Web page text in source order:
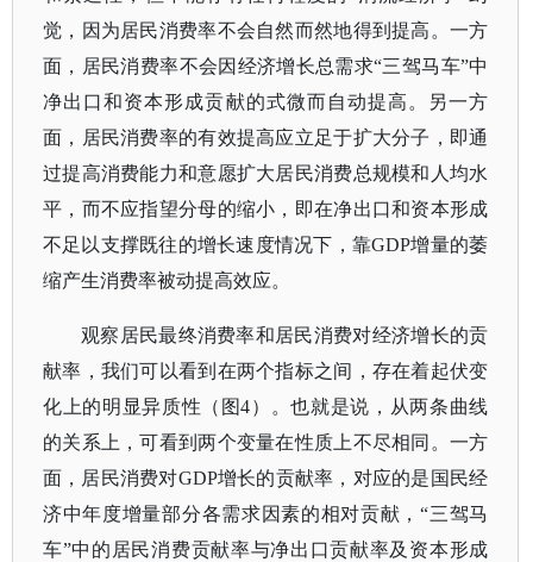
觉，因为居民消费率不会自然而然地得到提高。一方
面，居民消费率不会因经济增长总需求“三驾马车”中
净出口和资本形成贡献的式微而自动提高。另一方
面，居民消费率的有效提高应立足于扩大分子，即通
过提高消费能力和意愿扩大居民消费总规模和人均水
平，而不应指望分母的缩小，即在净出口和资本形成
不足以支撑既往的增长速度情况下，靠GDP增量的萎
缩产生消费率被动提高效应。
观察居民最终消费率和居民消费对经济增长的贡
献率，我们可以看到在两个指标之间，存在着起伏变
化上的明显异质性（图4）。也就是说，从两条曲线
的关系上，可看到两个变量在性质上不尽相同。一方
面，居民消费对GDP增长的贡献率，对应的是国民经
济中年度增量部分各需求因素的相对贡献，“三驾马
车”中的居民消费贡献率与净出口贡献率及资本形成